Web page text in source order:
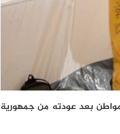
بعد عودته من جمهورية